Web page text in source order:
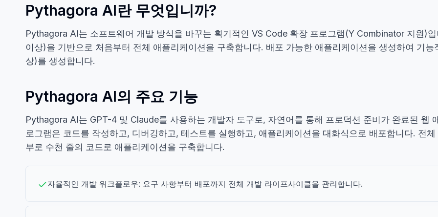
Pythagora AI란 무엇입니까?
Pythagora AI는 소프트웨어 개발 방식을 바꾸는 획기적인 VS Code 확장 프로그램(Y Combinator 지원)
이상)을 기반으로 처음부터 전체 애플리케이션을 구축합니다. 배포 가능한 애플리케이션을 생성하여 기
상)를 생성합니다.
Pythagora AI의 주요 기능
Pythagora AI는 GPT-4 및 Claude를 사용하는 개발자 도구로, 자연어를 통해 프로덕션 준비가 완료된 웹
로그램은 코드를 작성하고, 디버깅하고, 테스트를 실행하고, 애플리케이션을 대화식으로 배포합니다. 전
부로 수천 줄의 코드로 애플리케이션을 구축합니다.
자율적인 개발 워크플로우: 요구 사항부터 배포까지 전체 개발 라이프사이클을 관리합니다.